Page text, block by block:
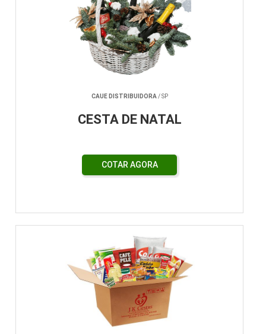
CAUE DISTRIBUIDORA/ SP
CESTA DE NATAL
COTAR AGORA